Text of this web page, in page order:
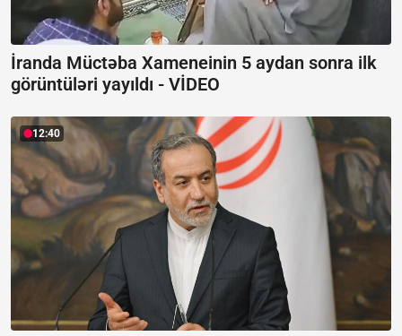
İranda Müctəba Xameneinin 5 aydan sonra ilk
görüntüləri yayıldı - VİDEO
12:40